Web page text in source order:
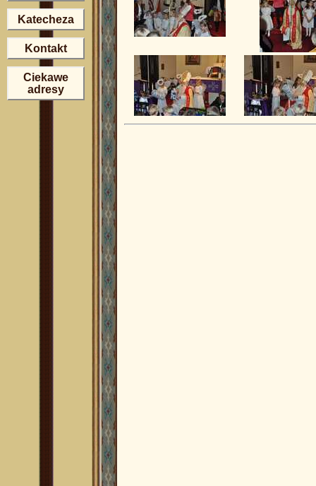
Katecheza
Kontakt
Ciekawe
adresy